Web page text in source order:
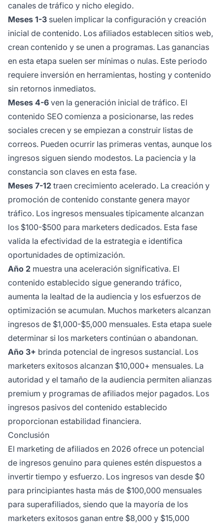
canales de tráfico y nicho elegido.
Meses 1-3 suelen implicar la configuración y creación
inicial de contenido. Los afiliados establecen sitios web,
crean contenido y se unen a programas. Las ganancias
en esta etapa suelen ser mínimas o nulas. Este periodo
requiere inversión en herramientas, hosting y contenido
sin retornos inmediatos.
Meses 4-6 ven la generación inicial de tráfico. El
contenido SEO comienza a posicionarse, las redes
sociales crecen y se empiezan a construir listas de
correos. Pueden ocurrir las primeras ventas, aunque los
ingresos siguen siendo modestos. La paciencia y la
constancia son claves en esta fase.
Meses 7-12 traen crecimiento acelerado. La creación y
promoción de contenido constante genera mayor
tráfico. Los ingresos mensuales típicamente alcanzan
los $100-$500 para marketers dedicados. Esta fase
valida la efectividad de la estrategia e identifica
oportunidades de optimización.
Año 2 muestra una aceleración significativa. El
contenido establecido sigue generando tráfico,
aumenta la lealtad de la audiencia y los esfuerzos de
optimización se acumulan. Muchos marketers alcanzan
ingresos de $1,000-$5,000 mensuales. Esta etapa suele
determinar si los marketers continúan o abandonan.
Año 3+ brinda potencial de ingresos sustancial. Los
marketers exitosos alcanzan $10,000+ mensuales. La
autoridad y el tamaño de la audiencia permiten alianzas
premium y programas de afiliados mejor pagados. Los
ingresos pasivos del contenido establecido
proporcionan estabilidad financiera.
Conclusión
El marketing de afiliados en 2026 ofrece un potencial
de ingresos genuino para quienes estén dispuestos a
invertir tiempo y esfuerzo. Los ingresos van desde $0
para principiantes hasta más de $100,000 mensuales
para superafiliados, siendo que la mayoría de los
marketers exitosos ganan entre $8,000 y $15,000